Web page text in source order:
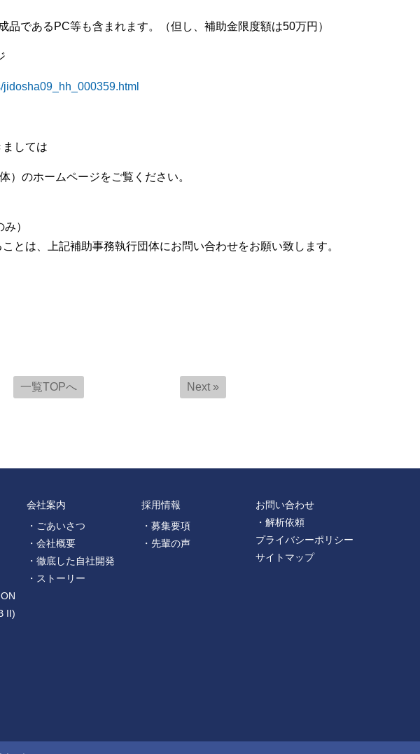
品であるPC等も含まれます。（但し、補助金限度額は50万円）
しては
）のホームページをご覧ください。
）
とは、上記補助事務執行団体にお問い合わせをお願い致します。
一覧TOPへ Next »
II)
会社案内
・ごあいさつ
・会社概要
・徹底した自社開発
・ストーリー
採用情報
・募集要項
・先輩の声
お問い合わせ
・解析依頼
プライバシーポリシー
サイトマップ